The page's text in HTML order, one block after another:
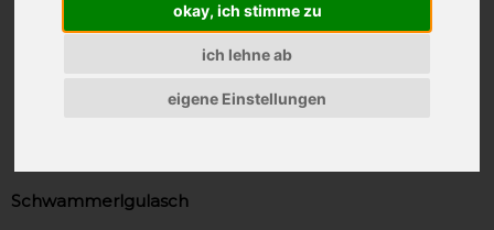
okay, ich stimme zu
ich lehne ab
eigene Einstellungen
Schwammerlgulasch